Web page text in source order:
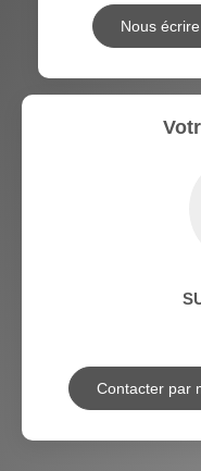
Nous écrire
Contacter par